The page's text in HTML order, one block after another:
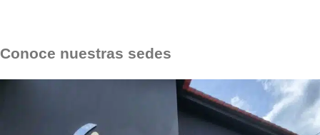
Conoce nuestras sedes